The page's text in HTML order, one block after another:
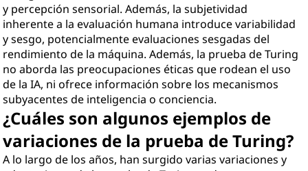
y percepción sensorial. Además, la subjetividad
inherente a la evaluación humana introduce variabilidad
y sesgo, potencialmente evaluaciones sesgadas del
rendimiento de la máquina. Además, la prueba de Turing
no aborda las preocupaciones éticas que rodean el uso
de la IA, ni ofrece información sobre los mecanismos
subyacentes de inteligencia o conciencia.
¿Cuáles son algunos ejemplos de
variaciones de la prueba de Turing?
A lo largo de los años, han surgido varias variaciones y